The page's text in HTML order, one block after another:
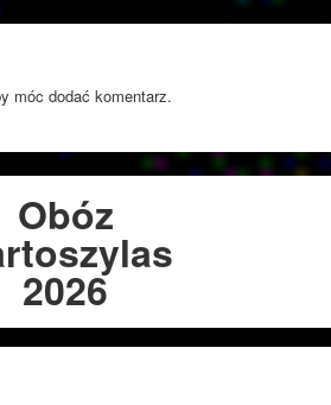
móc dodać komentarz.
Obóz
2026